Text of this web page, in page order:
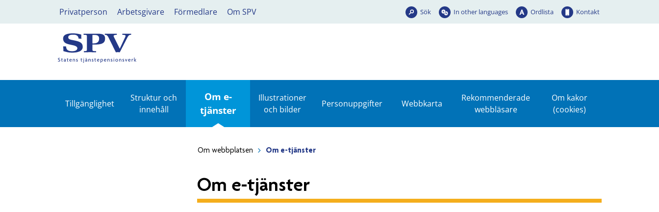
Privatperson Arbetsgivare Förmedlare Om SPV Sök In other languages Ordlista Kontakt
Tillgänglighet
Struktur och
innehåll
Om e-
tjänster
Illustrationer
och bilder
Personuppgifter Webbkarta
Rekommenderade
webbläsare
Om kakor
(cookies)
Om webbplatsen Om e-tjänster
Om e-tjänster